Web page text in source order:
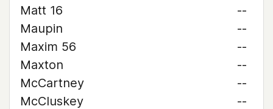
Matt 16
--
Maupin
--
Maxim 56
--
Maxton
--
McCartney
--
McCluskey
--